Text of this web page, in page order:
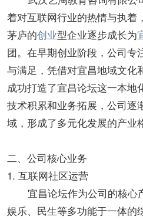
着对互联网行业的热情与执着
茅庐的创业型企业逐步成长为
团。在早期创业阶段，公司专
与满足，凭借对宜昌地域文化
成功打造了宜昌论坛这一本地
技术积累和业务拓展，公司逐
域，形成了多元化发展的产业
二、公司核心业务
1. 互联网社区运营
宜昌论坛作为公司的核心产
娱乐、民生等多功能于一体的